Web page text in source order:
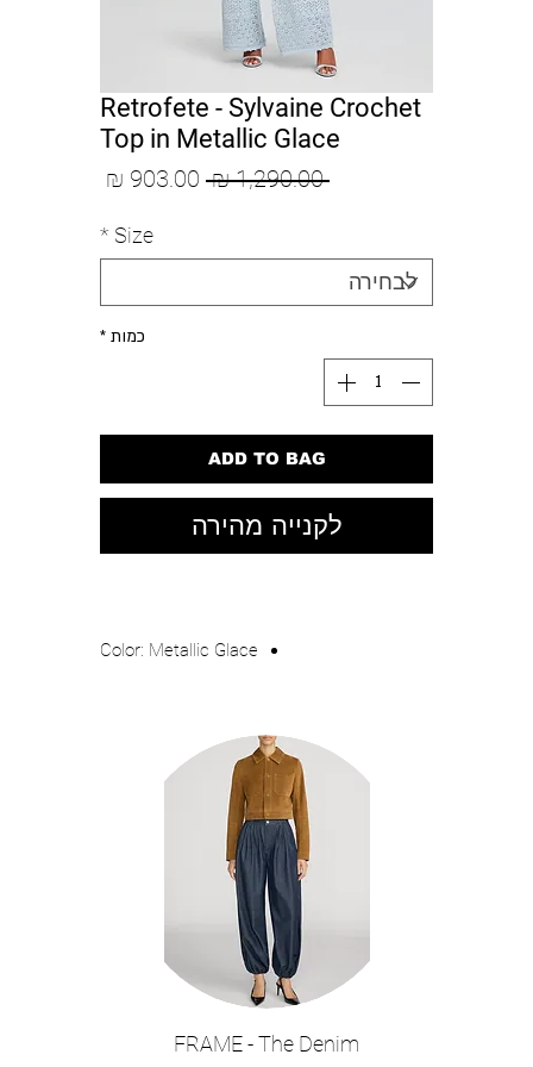
Retrofete - Sylvaine Crochet
Top in Metallic Glace
‏1,290.00 ‏₪
מחיר
Size
*
כמות *
ADD TO BAG
לקנייה מהירה
Color: Metallic Glace
FRAME - The Denim